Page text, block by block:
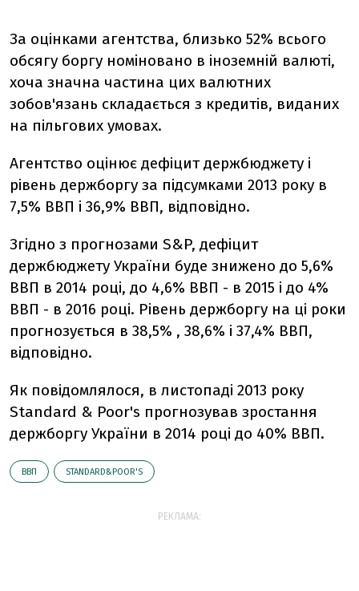
За оцінками агентства, близько 52% всього
обсягу боргу номіновано в іноземній валюті,
хоча значна частина цих валютних
зобов'язань складається з кредитів, виданих
на пільгових умовах.
Агентство оцінює дефіцит держбюджету і
рівень держборгу за підсумками 2013 року в
7,5% ВВП і 36,9% ВВП, відповідно.
Згідно з прогнозами S&P, дефіцит
держбюджету України буде знижено до 5,6%
ВВП в 2014 році, до 4,6% ВВП - в 2015 і до 4%
ВВП - в 2016 році. Рівень держборгу на ці роки
прогнозується в 38,5% , 38,6% і 37,4% ВВП,
відповідно.
Як повідомлялося, в листопаді 2013 року
Standard & Poor's прогнозував зростання
держборгу України в 2014 році до 40% ВВП.
ВВП STANDARD&POOR'S
РЕКЛАМА: